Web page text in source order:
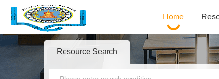
Home
Resource Search